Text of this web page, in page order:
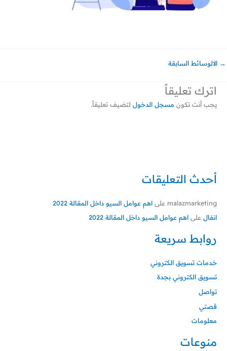
أحدث التعليقات
malazmarketing على اهم عوامل السيو داخل المقالة 2022
انفال على اهم عوامل السيو داخل المقالة 2022
روابط سريعة
خدمات تسويق الكتروني
تسويق الكتروني بجدة
تواصل
قصتي
معلومات
منوعات
→ الالوسائط السابقة
اترك تعليقاً
يجب أنت تكون مسجل الدخول لتضيف تعليقاً.